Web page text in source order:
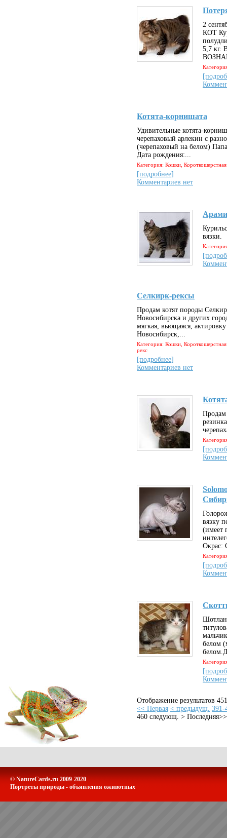
2
КОТ
5,7
Котята-корнишата
Удивительные котята-
черепаховый арлекин с
(черепаховый на белом)
Дата рождения:...
Категория: Кошки,
[подробнее]
Комментариев нет
вязки.
Селкирк-рексы
Продам котят породы
Новосибирска и других
мягкая, вьющаяся,
Новосибирск,...
Категория: Кошки,
рекс
[подробнее]
Комментариев нет
Продам
вязку
(имеет
Окрас:
белом
Отображение результатов
<< Первая < предыдущ. 391-
460 следующ. > Последняя>>
© NatureCards.ru 2009-2020
Портреты природы - объявления оживотных